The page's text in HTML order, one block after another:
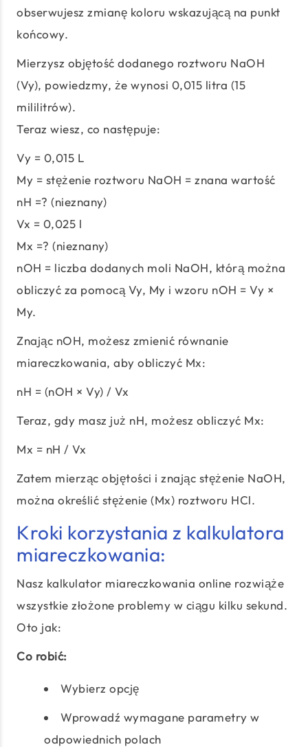
obserwujesz zmianę koloru wskazującą na punkt
końcowy.
Mierzysz objętość dodanego roztworu NaOH
(Vy), powiedzmy, że wynosi 0,015 litra (15
mililitrów).
Teraz wiesz, co następuje:
Vy = 0,015 L
My = stężenie roztworu NaOH = znana wartość
nH =? (nieznany)
Vx = 0,025 l
Mx =? (nieznany)
nOH = liczba dodanych moli NaOH, którą można
obliczyć za pomocą Vy, My i wzoru nOH = Vy ×
My.
Znając nOH, możesz zmienić równanie
miareczkowania, aby obliczyć Mx:
nH = (nOH × Vy) / Vx
Teraz, gdy masz już nH, możesz obliczyć Mx:
Mx = nH / Vx
Zatem mierząc objętości i znając stężenie NaOH,
można określić stężenie (Mx) roztworu HCl.
Kroki korzystania z kalkulatora
miareczkowania:
Nasz kalkulator miareczkowania online rozwiąże
wszystkie złożone problemy w ciągu kilku sekund.
Oto jak:
Co robić:
Wybierz opcję
Wprowadź wymagane parametry w
odpowiednich polach